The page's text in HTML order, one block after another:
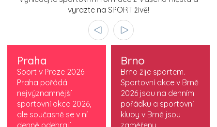
vyrazte na SPORT živě!
Praha
Sport v Praze 2026
Praha pořádá
nejvýznamnější
sportovní akce 2026,
ale současně se v ní
denně odehrají ...
Brno
Brno žije sportem.
Sportovní akce v Brně
2026 jsou na denním
pořádku a sportovní
kluby v Brně jsou
zaměřeny ...